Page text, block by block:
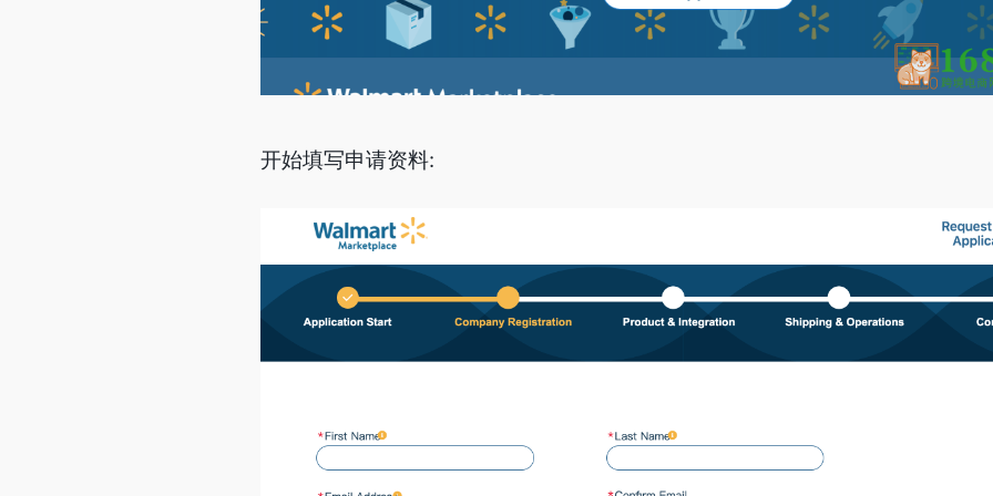
开始填写申请资料: